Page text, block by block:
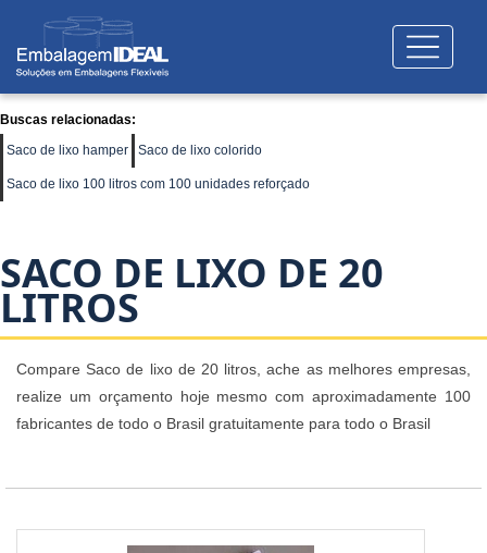
Buscas relacionadas:
Saco de lixo hamper
Saco de lixo colorido
Saco de lixo 100 litros com 100 unidades reforçado
SACO DE LIXO DE 20
LITROS
Compare Saco de lixo de 20 litros, ache as melhores empresas,
realize um orçamento hoje mesmo com aproximadamente 100
fabricantes de todo o Brasil gratuitamente para todo o Brasil